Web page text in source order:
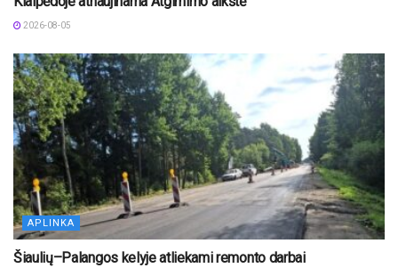
2026-08-05
APLINKA
Šiaulių–Palangos kelyje atliekami remonto darbai